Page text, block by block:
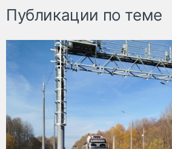
Публикации по теме